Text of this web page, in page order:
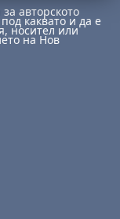
авторското
каквато и да е
носител или
на Нов